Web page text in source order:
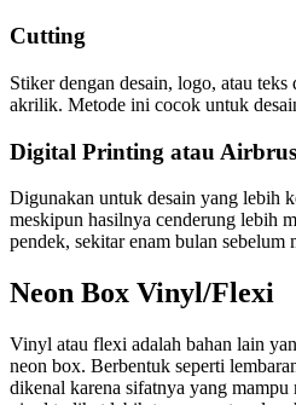
Cutting
Stiker dengan desain, logo, atau
akrilik. Metode ini cocok untuk
Digital Printing atau
Digunakan untuk desain yang lebih
meskipun hasilnya cenderung lebih
pendek, sekitar enam bulan sebelum
Neon Box Vinyl/Flexi
Vinyl atau flexi adalah bahan lain
neon box. Berbentuk seperti
dikenal karena sifatnya yang